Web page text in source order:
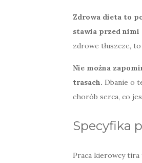
Zdrowa dieta to
stawia przed nimi
zdrowe tłuszcze,
Nie można
trasach. Dbanie o
chorób serca, co
Specyfika
Praca kierowcy tira